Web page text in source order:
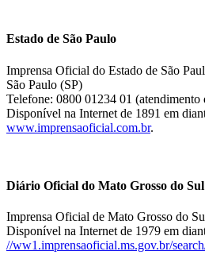
Estado de São Paulo
Imprensa Oficial do Estado de São
São Paulo (SP)
Telefone: 0800 01234 01 (atendimento
Disponível na Internet de 1891 em
www.imprensaoficial.com.br.
Diário Oficial do Mato Grosso do Sul
Imprensa Oficial de Mato Grosso do
Disponível na Internet de 1979 em
//ww1.imprensaoficial.ms.gov.br/